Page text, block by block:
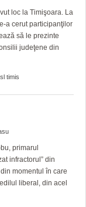
loc la Timişoara. La
a cerut participanţilor
să le prezinte
judeţene din
timis
primarul
infractorul” din
momentul în care
liberal, din acel